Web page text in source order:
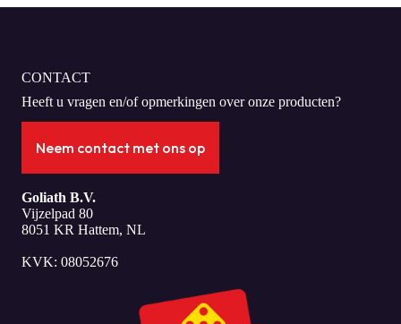
CONTACT
Heeft u vragen en/of opmerkingen over onze producten?
Neem contact met ons op
Goliath B.V.
Vijzelpad 80
8051 KR Hattem, NL
KVK: 08052676